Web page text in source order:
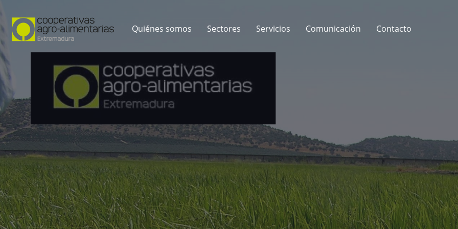
Quiénes somos Sectores Servicios Comunicación Contacto